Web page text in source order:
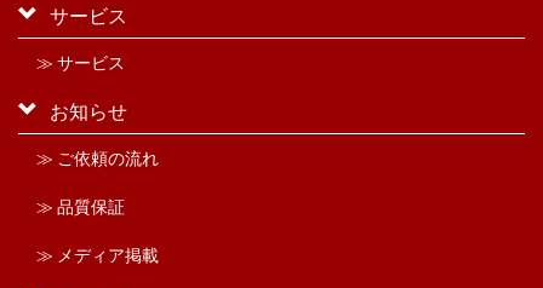
サービス
≫ サービス
お知らせ
≫ ご依頼の流れ
≫ 品質保証
≫ メディア掲載